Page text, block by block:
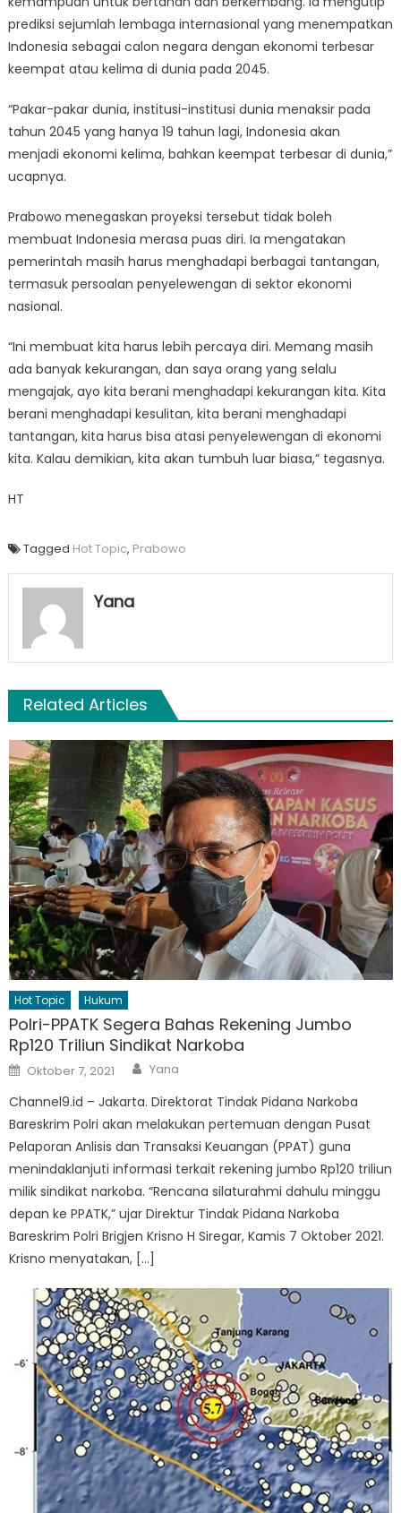
prediksi sejumlah lembaga internasional yang menempatkan
Indonesia sebagai calon negara dengan ekonomi terbesar
keempat atau kelima di dunia pada 2045.
“Pakar-pakar dunia, institusi-institusi dunia menaksir pada
tahun 2045 yang hanya 19 tahun lagi, Indonesia akan
menjadi ekonomi kelima, bahkan keempat terbesar di dunia,”
ucapnya.
Prabowo menegaskan proyeksi tersebut tidak boleh
membuat Indonesia merasa puas diri. Ia mengatakan
pemerintah masih harus menghadapi berbagai tantangan,
termasuk persoalan penyelewengan di sektor ekonomi
nasional.
“Ini membuat kita harus lebih percaya diri. Memang masih
ada banyak kekurangan, dan saya orang yang selalu
mengajak, ayo kita berani menghadapi kekurangan kita. Kita
berani menghadapi kesulitan, kita berani menghadapi
tantangan, kita harus bisa atasi penyelewengan di ekonomi
kita. Kalau demikian, kita akan tumbuh luar biasa,” tegasnya.
HT
Tagged Hot Topic, Prabowo
Yana
Related Articles
Hot Topic Hukum
Polri-PPATK Segera Bahas Rekening Jumbo
Rp120 Triliun Sindikat Narkoba
Posted
on
Oktober 7, 2021 Author
Yana
Channel9.id – Jakarta. Direktorat Tindak Pidana Narkoba
Bareskrim Polri akan melakukan pertemuan dengan Pusat
Pelaporan Anlisis dan Transaksi Keuangan (PPAT) guna
menindaklanjuti informasi terkait rekening jumbo Rp120 triliun
milik sindikat narkoba. “Rencana silaturahmi dahulu minggu
depan ke PPATK,” ujar Direktur Tindak Pidana Narkoba
Bareskrim Polri Brigjen Krisno H Siregar, Kamis 7 Oktober 2021.
Krisno menyatakan, […]